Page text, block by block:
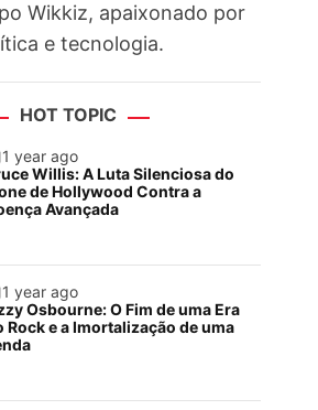
Wikkiz, apaixonado por
e tecnologia.
HOT TOPIC
1 year ago
Willis: A Luta Silenciosa do
de Hollywood Contra a
Avançada
1 year ago
Osbourne: O Fim de uma Era
Rock e a Imortalização de uma